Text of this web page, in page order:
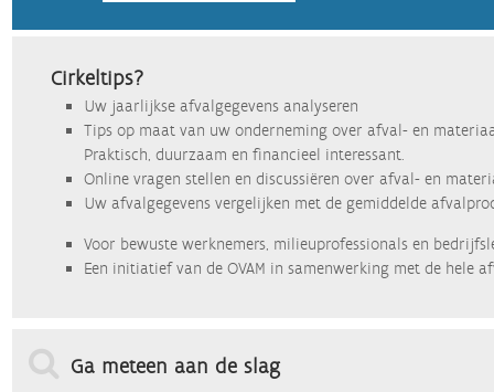
Cirkeltips?
Uw jaarlijkse afvalgegevens analyseren
Tips op maat van uw onderneming over afval- en
Praktisch, duurzaam en financieel interessant.
Online vragen stellen en discussiëren over afval- en
Uw afvalgegevens vergelijken met de gemiddelde
Voor bewuste werknemers, milieuprofessionals en
Een initiatief van de OVAM in samenwerking met de hele
Ga meteen aan de slag